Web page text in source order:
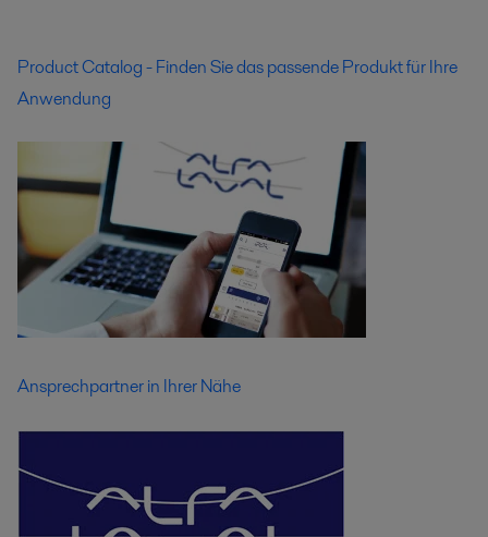
Product Catalog - Finden Sie das passende Produkt für Ihre
Anwendung
Ansprechpartner in Ihrer Nähe